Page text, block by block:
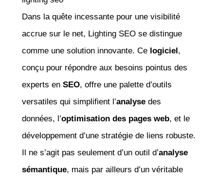
Dans la quête incessante pour une visibilité
accrue sur le net, Lighting SEO se distingue
comme une solution innovante. Ce logiciel,
conçu pour répondre aux besoins pointus des
experts en SEO, offre une palette d’outils
versatiles qui simplifient l’analysedes
données, l’optimisation des pages web, et le
développement d’une stratégie de liens robuste.
Il ne s’agit pas seulement d’un outil d’analyse
sémantique, mais par ailleurs d’un véritable